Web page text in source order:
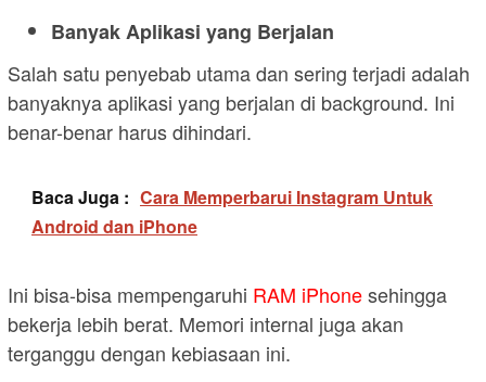
Banyak Aplikasi yang Berjalan
Salah satu penyebab utama dan sering terjadi adalah
banyaknya aplikasi yang berjalan di background. Ini
benar-benar harus dihindari.
Baca Juga : Cara Memperbarui Instagram Untuk
Android dan iPhone
Ini bisa-bisa mempengaruhi RAM iPhonesehingga
bekerja lebih berat. Memori internal juga akan
terganggu dengan kebiasaan ini.